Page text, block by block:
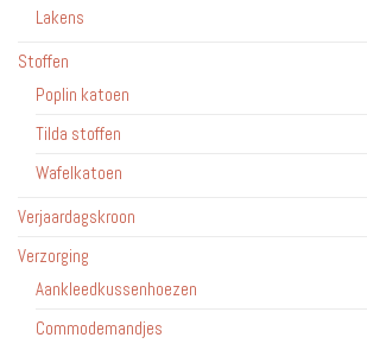
Lakens
Stoffen
Poplin katoen
Tilda stoffen
Wafelkatoen
Verjaardagskroon
Verzorging
Aankleedkussenhoezen
Commodemandjes